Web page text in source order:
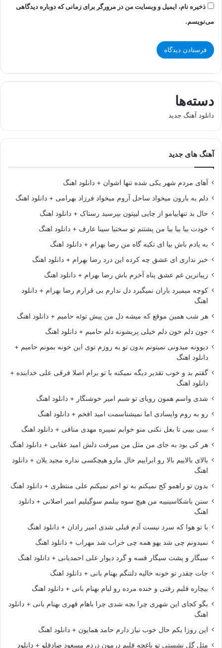
ذخیره نام، ایمیل و وبسایت من در مرورگر برای زمانی که دوباره دیدگاهی
می‌نویسم.
دسته‌ها
دانلود آهنگ جدید
آهنگ های جدید
آهای مردم شهر یکی شده تنها اشوان + دانلود اهنگ
دلم یه بارون میخواد ساحل آروم میخواد فرزاد بهرامی + دانلود اهنگ
حال بد تنهاییامو از چایی لیپتون بپرسید رستاک + دانلود اهنگ
خودت بیا بیا بیا من پشتتم تو سختیا سینا عارف + دانلود اهنگ
به یادم باش بیا ای تکیه گاه من رضا بهرام + دانلود اهنگ
خبر نداری ای عشق چه کرده این درد رضا بهرام + دانلود اهنگ
زیباترین غم عشق پناه آخرم باش رضا بهرام + دانلود اهنگ
کوچه میمیرد باران نمیگیرد دل ندارم بی قرارم رضا بهرام + دانلود
اهنگ
هر شب همین موقع که میشه دل من پیش توئه حامیم + دانلود اهنگ
جون دلم خون دلم خیلی پریشونه دلم حامیم + دانلود اهنگ
دیوونه میدونی نمیتونم بدون تو یه روزم توی این خونه بمونم حامیم +
دانلود اهنگ
گفتم بد و خوب تقدیر دیگه نمیکنه با تو برام اصلا فرقی علی خدابنده +
دانلود اهنگ
شدی واسم همون رویای تو شبم امیر خوشنگار + دانلود اهنگ
رو به روم وایسادی اما نمیشناسمت امید افخم + دانلود اهنگ
بیبی بیبی تا بغل نکنی منو خوابم نمیبره مهدی منافی + دانلود اهنگ
هر کی بود به جای من مثل من میرفت دلش امید عقابی + دانلود اهنگ
بالای بالاییم بالا رو ابراییم حال مارو هیچکسی نداره مجید یلان + دانلود
اهنگ
بدون تو راهمو کج نمیکنم به تو اخم نمیکنم علی منتظری + دانلود اهنگ
سنن باشکاسینییه من هیچ سوه بیلمم سوگیلیم امیر اصلانی + دانلود
اهنگ
با تو هوا که سرد نیست آدم قبلی شدی امیر رادان + دانلود اهنگ
نمیدونم چی شد یهو همه چی خراب شد مهراب + دانلود اهنگ
سیگار و پشت سیگار قسه و گرد دیوار علی احمدیانی + دانلود اهنگ
جات چقدر تو خونه خالیه دلتنگم بهنام بانی + دانلود اهنگ
بیچاره قلبم رفتی و خنده مرده رو لبام بهنام بانی + دانلود اهنگ
بگو کجای این شهری چرا بچه شدی چرا باهام قهری بهنام بانی + دانلود
اهنگ
این روزا یکم حال خوب نیاز دارم حامد همایون + دانلود اهنگ
مثل گل نشستی تو باغچه قلبم درمون دردم مسعود صادقلو + دانلود